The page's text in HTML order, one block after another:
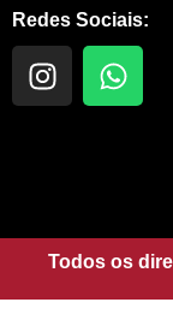
Redes Sociais:
I
n
r
a
m
W
h
p
p
Todos os